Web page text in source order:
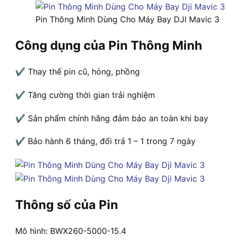
Pin Thông Minh Dùng Cho Máy Bay DJI Mavic 3
Công dụng của Pin Thông Minh
✔ Thay thế pin cũ, hỏng, phồng
✔ Tăng cường thời gian trải nghiệm
✔ Sản phẩm chính hãng đảm bảo an toàn khi bay
✔ Bảo hành 6 tháng, đổi trả 1 – 1 trong 7 ngày
Thông số của Pin
Mô hình: BWX260-5000-15.4